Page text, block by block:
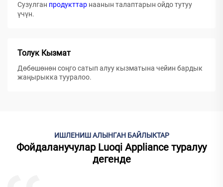
Сузулган продукттар наанын талаптарын ойдо тутуу
үчүн.
Толук Кызмат
Дөбөшөнөн соңго сатып алуу кызматына чейин бардык
жаңырыкка тууралoo.
ИШЛЕНИШ АЛЫНГАН БАЙЛЫКТАР
Фойдаланучулар Luoqi Appliance туралуу
дегенде